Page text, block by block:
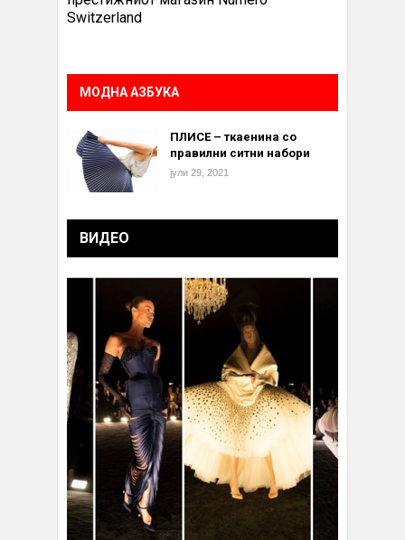
Switzerland
МОДНА АЗБУКА
ПЛИСЕ – ткаенина со
правилни ситни набори
јули 29, 2021
ВИДЕО